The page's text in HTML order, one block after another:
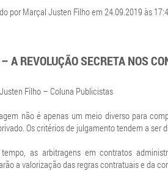
por Marçal Justen Filho em 24.09.2019 às
A REVOLUÇÃO SECRETA NOS
Filho – Coluna Publicistas
não é apenas um meio diverso para
Os critérios de julgamento tendem a ser
as arbitragens em contratos
a valorização das regras contratuais e da